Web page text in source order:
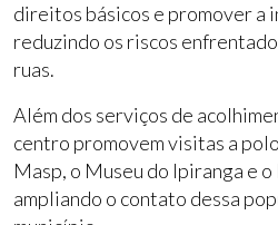
direitos básicos e promover a
reduzindo os riscos
ruas.
Além dos serviços de
centro promovem visitas a
Masp, o Museu do Ipiranga e
ampliando o contato dessa